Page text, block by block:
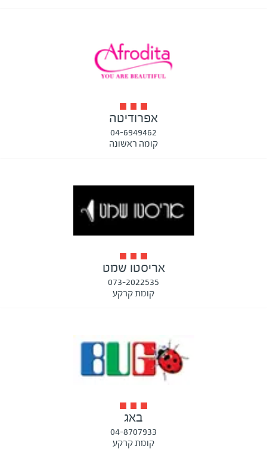
אפרודיטה
04-6949462
קומה ראשונה
אריסטו שמט
073-2022535
קומת קרקע
באג
04-8707933
קומת קרקע